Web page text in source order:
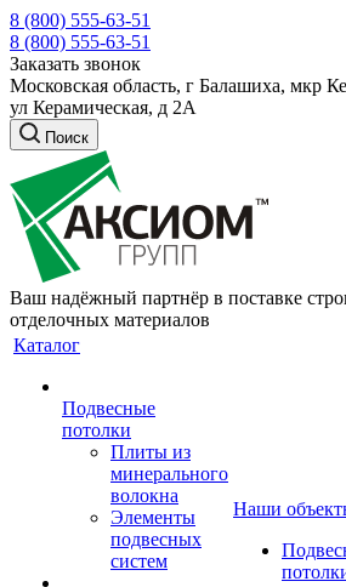
8 (800) 555-63-51
8 (800) 555-63-51
Заказать звонок
Московская область, г Балашиха, мкр
ул Керамическая, д 2А
Поиск
Ваш надёжный партнёр в поставке
отделочных материалов
Каталог
Подвесные
потолки
Плиты из
минерального
волокна
Элементы
подвесных
систем
Наши